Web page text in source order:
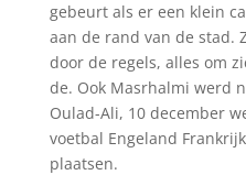
gebeurt als er een klein
aan de rand van de stad.
door de regels, alles om
de. Ook Masrhalmi werd
Oulad-Ali, 10 december
voetbal Engeland
plaatsen.